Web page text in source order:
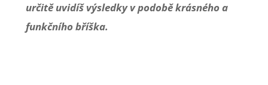
určitě uvidíš výsledky v podobě krásného a
funkčního bříška.